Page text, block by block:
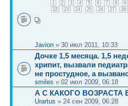
1 2 3 4 5 6 7 8 9
22
23 24 25 26 27 28
Javion » 30 июл 2011, 10:33
Дочке 1,5 месяца. 1,5
хрипит, вызвали
не простудное, а
smiles » 02 июл 2009, 06:18
А С КАКОГО
Urartus » 24 сен 2009, 06:28